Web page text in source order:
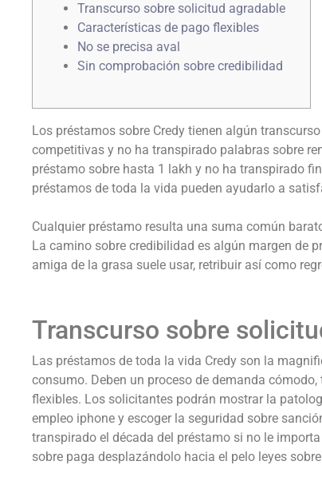
Transcurso sobre solicitud agradable
Características de pago flexibles
No se precisa aval
Sin comprobación sobre credibilidad
Los préstamos sobre Credy tienen algún
competitivas y no ha transpirado palabras sobre
préstamo sobre hasta 1 lakh y no ha transpirado
préstamos de toda la vida pueden ayudarlo a
Cualquier préstamo resulta una suma común
La camino sobre credibilidad es algún margen de
amiga de la grasa suele usar, retribuir así­ como
Transcurso sobre
Las préstamos de toda la vida Credy son la
consumo. Deben un proceso de demanda
flexibles. Los solicitantes podrán mostrar la
empleo iphone y escoger la seguridad sobre
transpirado el década del préstamo si no le
sobre paga desplazándolo hacia el pelo leyes